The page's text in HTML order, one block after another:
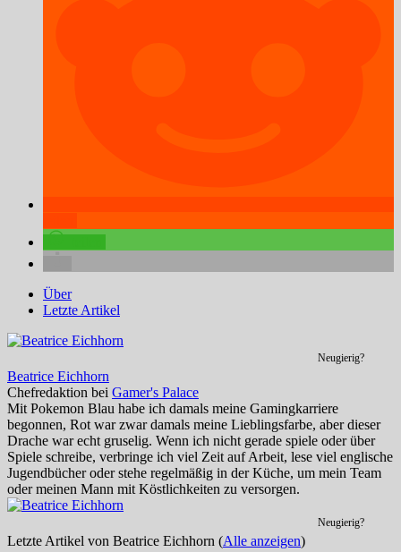
Über
Letzte Artikel
Neugierig?
Beatrice Eichhorn
Chefredaktion bei Gamer's Palace
Mit Pokemon Blau habe ich damals meine Gamingkarriere
begonnen, Rot war zwar damals meine Lieblingsfarbe, aber dieser
Drache war echt gruselig. Wenn ich nicht gerade spiele oder über
Spiele schreibe, verbringe ich viel Zeit auf Arbeit, lese viel englische
Jugendbücher oder stehe regelmäßig in der Küche, um mein Team
oder meinen Mann mit Köstlichkeiten zu versorgen.
Neugierig?
Letzte Artikel von Beatrice Eichhorn (Alle anzeigen)